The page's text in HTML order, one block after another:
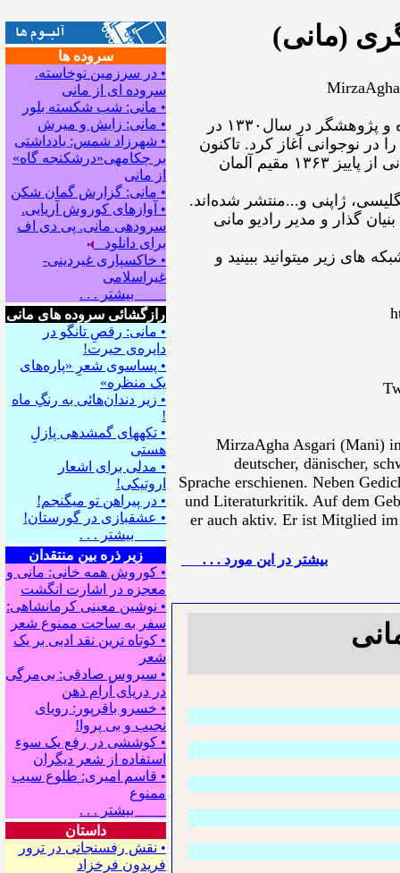
سروده ها
• در سرزمین نوخاسته.
سروده ای از مانی
• مانی: شب شکسته بلور
• مانی: زایش و میرش
• شهرزاد شمس: یادداشتی
بر چکامه‍ی«درشکنجه گاه»
از مانی
• مانی: گزارش گمان شکن
• آوازهای کوروش آریایی.
سروده‍ی مانی. پی دی اف
برای دانلود
• خاکسپاری غیردینی-
غیراسلامی
بیشتر . . .
رازگشائی سروده های مانی
• مانی: رقصِ تانگو در
دایره‌ی حیرت!
• پساسوی شعرِ «پاره‌های
یک منظره»
• زیر دندان‌هائی به رنگِ ماه
!
• تکه⁪های گمشده⁪ی پازلِ
هستی
• مدلی برای اشعار
اروتیکی!
• در پیراهن تو می⁪گنجم!
• عشقبازی در گورستان!
بیشتر . . .
زیر ذره بین منتقدان
• کوروش همه خانی: مانی و
معجزه در اشارت انگشت
• نوشین معینی کرمانشاهی:
سفر به ساحت ممنوع شعر
• کوتاه ترین نقد ادبی بر یک
شعر
• سیروس صادقی: بی‌مرگی
در دریای آرام ذهن
• خسرو باقرپور: ﺭوﻳﺎﻯ
ﻧﺠﻴﺐ ﻭ ﺑﻰ ﭘﺮﻭﺍ!
• کوششی در رفع یک سوء
استفاده از شعر دیگران
• قاسم امیری: طلوع سیب
ممنوع
بیشتر . . .
داستان
• نقش رفسنجانی در ترور
فریدون فرخزاد
(مانی)
MirzaAgha
ﻣﻴﺮﺯﺍﺁﻗﺎﻋﺴگرﻯ(ﻣﺎﻧﻰ) شاعر، نویسنده و پژوهشگر ﺩﺭ ﺳﺎﻝ۱۳۳۰ در
ﺩﺭ ﻧﻮﺟﻮﺍﻧﻰ ﺁﻏﺎﺯ ﻛﺮﺩ. ﺗﺎﻛﻨﻮﻥ
۵۴ ﺟﻠﺪ ﺍﺯ ﺁﺛﺎﺭﺵ ﺑﻪ ﭼﺎﭖ ﺭﺳﻴﺪه‌اﻧﺪ. مانی از ﭘﺎﻳﻴﺰ ۱۳۶۳ مقیم ﺁﻟﻤﺎﻥ
ژاپنی و...ﻣﻨﺘﺸﺮ ﺷﺪﻩ⁯اند.
گذار و مدیر رادیو مانی
های زیر میتوانید ببینید و
MirzaAgha Asgari (Mani)
deutscher, dänischer,
Sprache erschienen. Neben
und Literaturkritik. Auf dem
er auch aktiv. Er ist Mitglied
بيشتر در این مورد . . .